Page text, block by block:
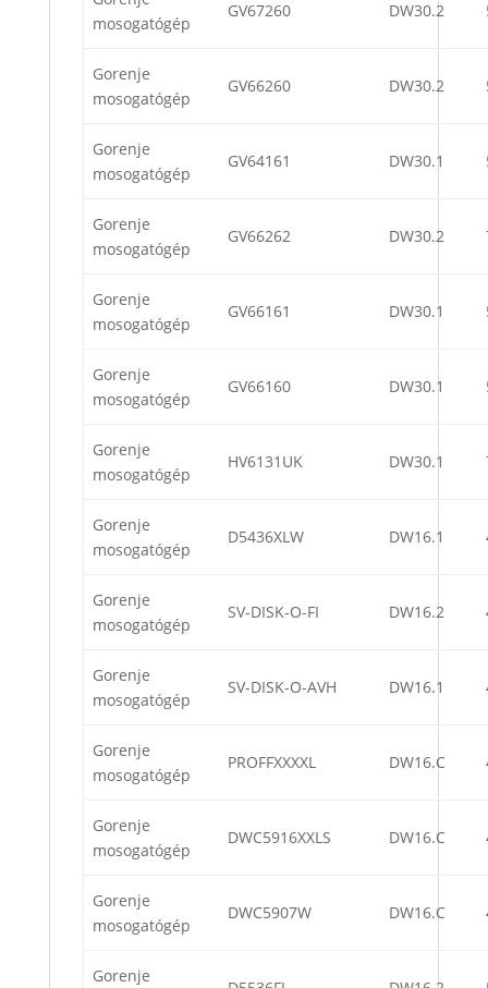
mosogatógép
GV67260 DW30.2
Gorenje
mosogatógép
GV66260 DW30.2
Gorenje
mosogatógép
GV64161 DW30.1
Gorenje
mosogatógép
GV66262 DW30.2
Gorenje
mosogatógép
GV66161 DW30.1
Gorenje
mosogatógép
GV66160 DW30.1
Gorenje
mosogatógép
HV6131UK DW30.1
Gorenje
mosogatógép
D5436XLW DW16.1
Gorenje
mosogatógép
SV-DISK-O-FI DW16.2
Gorenje
mosogatógép
SV-DISK-O-AVH DW16.1
Gorenje
mosogatógép
PROFFXXXXL DW16.C
Gorenje
mosogatógép
DWC5916XXLS DW16.C
Gorenje
mosogatógép
DWC5907W DW16.C
Gorenje